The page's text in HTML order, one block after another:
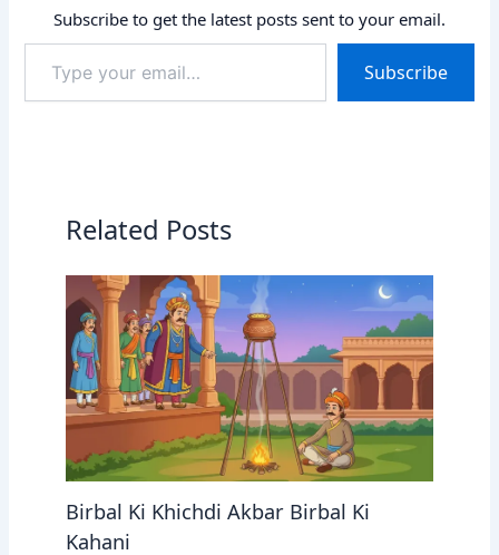
Subscribe to get the latest posts sent to your email.
your
email…
Subscribe
Related Posts
Birbal Ki Khichdi Akbar Birbal Ki
Kahani